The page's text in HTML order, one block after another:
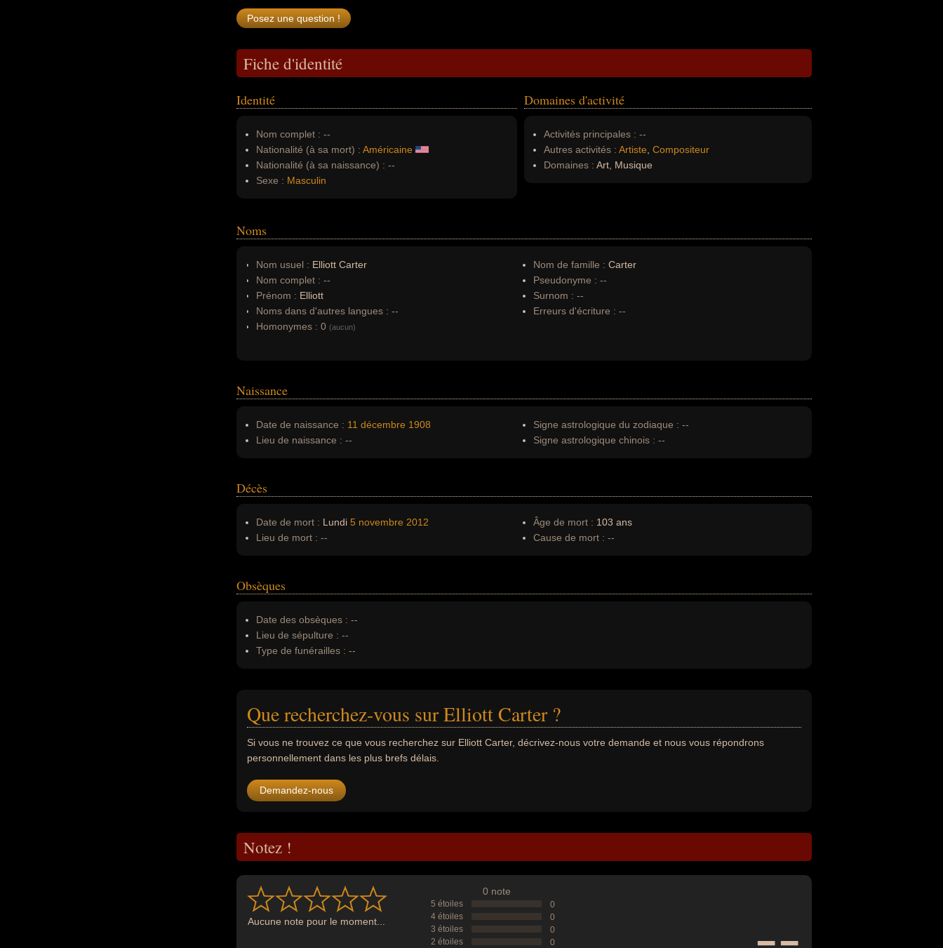
Fiche d'identité
Identité
Nom complet : --
Nationalité (à sa mort) : Américaine
Nationalité (à sa naissance) : --
Sexe : Masculin
Domaines d'activité
Activités principales : --
Autres activités : Artiste Compositeur
Domaines : Art, Musique
Noms
Nom usuel : Elliott Carter
Nom complet : --
Prénom : Elliott
Noms dans d'autres langues : --
Homonymes : 0 (aucun)
Nom de famille : Carter
Pseudonyme : --
Surnom : --
Erreurs d'écriture : --
Naissance
Date de naissance : 11 décembre 1908
Lieu de naissance : --
Signe astrologique du zodiaque : --
Signe astrologique chinois : --
Décès
Date de mort : Lundi 5 novembre 2012
Lieu de mort : --
Âge de mort : 103 ans
Cause de mort : --
Obsèques
Date des obsèques : --
Lieu de sépulture : --
Type de funérailles : --
Que recherchez-vous sur Elliott Carter ?
Si vous ne trouvez ce que vous recherchez sur Elliott Carter, décrivez-nous votre demande et nous vous répondrons
personnellement dans les plus brefs délais.
Demandez-nous
Notez !
Aucune note pour le moment...
0 note
5 étoiles
0
4 étoiles
0
3 étoiles
0
2 étoiles
0